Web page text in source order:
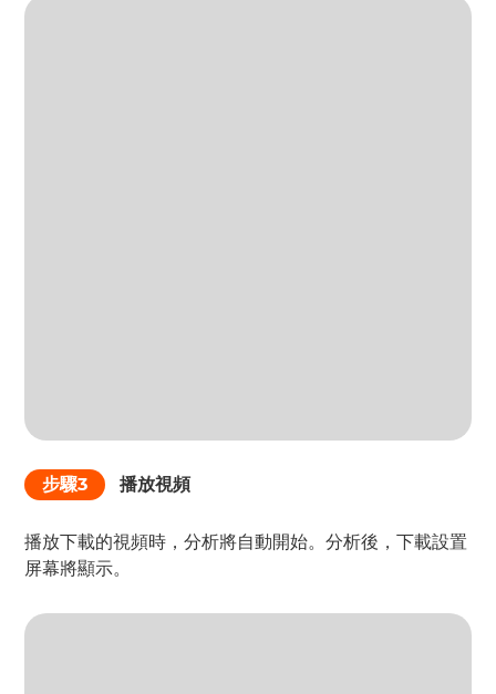
步驟3 播放視頻
播放下載的視頻時，分析將自動開始。分析後，下載設置
屏幕將顯示。